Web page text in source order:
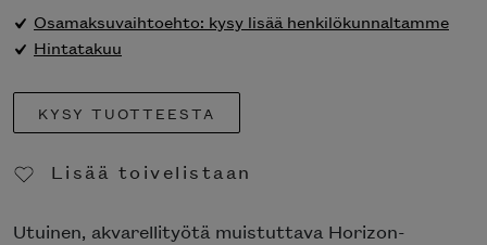
Osamaksuvaihtoehto: kysy lisää henkilökunnaltamme
Hintatakuu
KYSY TUOTTEESTA
Lisää toivelistaan
Utuinen, akvarellityötä muistuttava Horizon-